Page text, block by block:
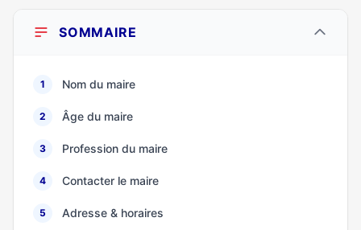
SOMMAIRE
1 Nom du maire
2 Âge du maire
3 Profession du maire
4 Contacter le maire
5 Adresse & horaires